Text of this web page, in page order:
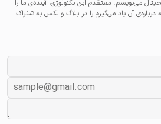
ارز دیجیتال می‌نویسم. معتقدم این تکنولوژی، آینده‌ی ما را
درباره‌ی آن یاد می‌گیرم را در بلاگ والکس به‌اشتراک